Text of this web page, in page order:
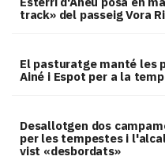
track» del passeig Vora
El pasturatge manté les
Ainé i Espot per a la
​Desallotgen dos
per les tempestes i
vist «desbordats»